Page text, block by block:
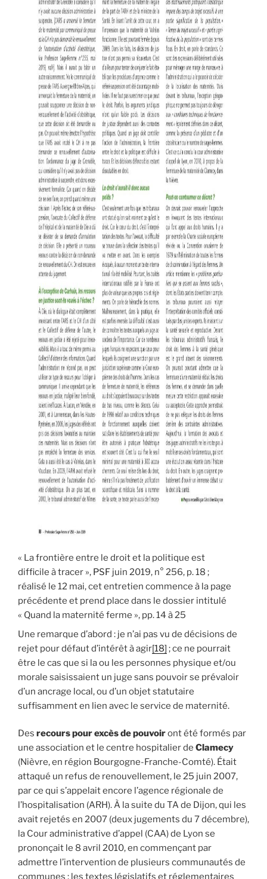
« La frontière entre le droit et la politique est
difficile à tracer », PSF juin 2019, n° 256, p. 18 ;
réalisé le 12 mai, cet entretien commence à la page
précédente et prend place dans le dossier intitulé
« Quand la maternité ferme », pp. 14 à 25
Une remarque d’abord : je n’ai pas vu de décisions de
rejet pour défaut d’intérêt à agir[18] ; ce ne pourrait
être le cas que si la ou les personnes physique et/ou
morale saisissaient un juge sans pouvoir se prévaloir
d’un ancrage local, ou d’un objet statutaire
suffisamment en lien avec le service de maternité.
Des recours pour excès de pouvoiront été formés par
une association et le centre hospitalier de Clamecy
(Nièvre, en région Bourgogne-Franche-Comté). Était
attaqué un refus de renouvellement, le 25 juin 2007,
par ce qui s’appelait encore l’agence régionale de
l’hospitalisation (ARH). À la suite du TA de Dijon, qui les
avait rejetés en 2007 (deux jugements du 7 décembre),
la Cour administrative d’appel (CAA) de Lyon se
prononçait le 8 avril 2010, en commençant par
admettre l’intervention de plusieurs communautés de
communes ; les textes législatifs et réglementaires